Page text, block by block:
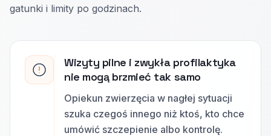
gatunki i limity po godzinach.
Wizyty pilne i zwykła profilaktyka
nie mogą brzmieć tak samo
Opiekun zwierzęcia w nagłej sytuacji
szuka czegoś innego niż ktoś, kto chce
umówić szczepienie albo kontrolę.